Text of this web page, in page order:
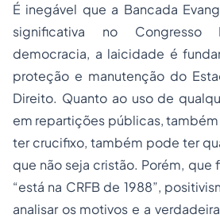
É inegável que a Bancada
significativa no Congresso
democracia, a laicidade é
proteção e manutenção do
Direito. Quanto ao uso de
em repartições públicas,
ter crucifixo, também pode ter
que não seja cristão. Porém, que
“está na CRFB de 1988”,
analisar os motivos e a